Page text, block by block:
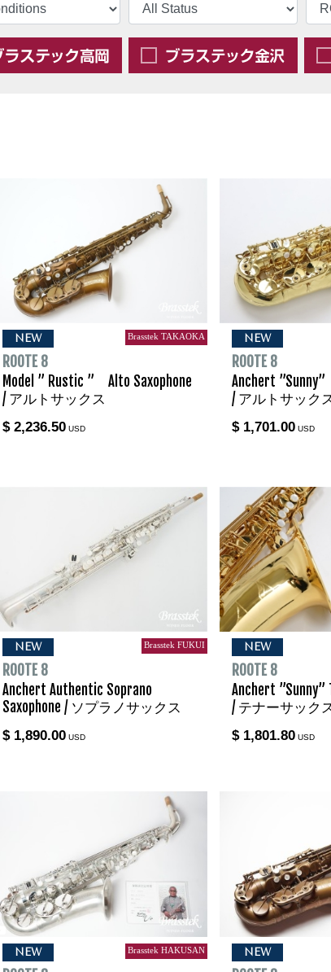
NEW Brasstek TAKAOKA
ROOTE 8
Model ” Rustic ” Alto Saxophone
/ アルトサックス
$ 2,236.50 USD
NEW
ROOTE 8
Anchert
/ アルトサック
$ 1,701.00USD
NEW Brasstek FUKUI
ROOTE 8
Anchert Authentic Soprano
Saxophone / ソプラノサックス
$ 1,890.00 USD
NEW
ROOTE 8
Anchert ”Sunny”
/ テナーサック
$ 1,801.80USD
NEW Brasstek HAKUSAN NEW